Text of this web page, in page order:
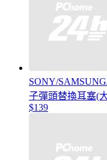
SONY/
子彈頭替換耳塞(
$139